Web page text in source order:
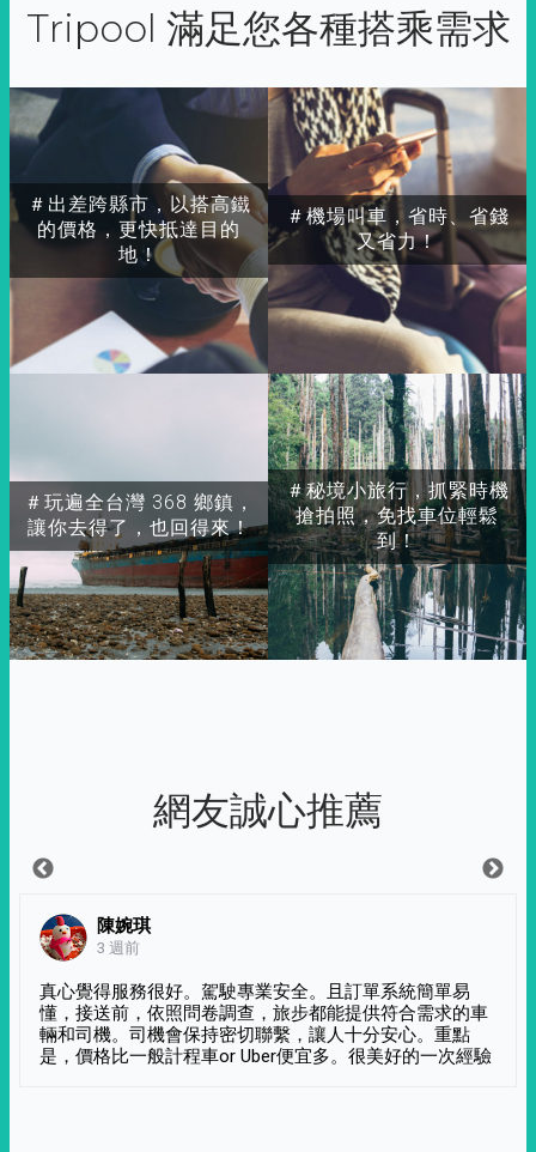
Tripool 滿足您各種搭乘需求
＃出差跨縣市，以搭高鐵
的價格，更快抵達目的
地！
＃玩遍全台灣 368 鄉鎮，
讓你去得了，也回得來！
＃秘境小旅行，抓緊時機
搶拍照，免找車位輕鬆
到！
＃機場叫車，省時、省錢
又省力！
網友誠心推薦
陳婉琪
3 週前
真心覺得服務很好。駕駛專業安全。且訂單系統簡單易
懂，接送前，依照問卷調查，旅步都能提供符合需求的車
輛和司機。司機會保持密切聯繫，讓人十分安心。重點
是，價格比一般計程車or Uber便宜多。很美好的一次經驗